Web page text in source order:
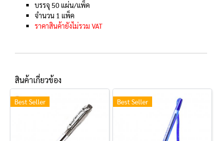
บรรจุ 50 แผ่น/แพ็ค
จำนวน 1 แพ็ค
ราคาสินค้ายังไม่รวม VAT
สินค้าเกี่ยวข้อง
Best Seller Best Seller